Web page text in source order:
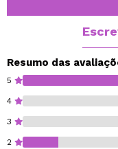
destaca a textura
brilhante!
Gluten free.
Cruelty free.
Vegan.
Resumo das
5
4
3
2